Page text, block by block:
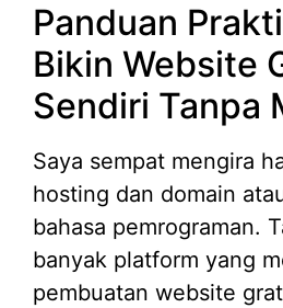
Panduan
Bikin Website
Sendiri Tanpa
Saya sempat mengira
hosting dan domain
bahasa pemrograman.
banyak platform yang
pembuatan website